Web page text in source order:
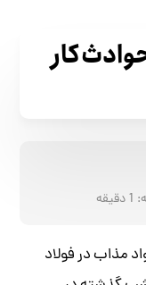
در حوادث کار
1دقیقه
مذاب در فولاد